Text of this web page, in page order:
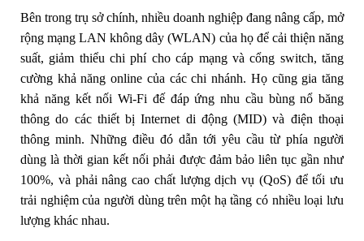
Bên trong trụ sở chính, nhiều doanh nghiệp đang nâng cấp, mở
rộng mạng LAN không dây (WLAN) của họ để cải thiện năng
suất, giảm thiểu chi phí cho cáp mạng và cổng switch, tăng
cường khả năng online của các chi nhánh. Họ cũng gia tăng
khả năng kết nối Wi-Fi đế đáp ứng nhu cầu bùng nổ băng
thông do các thiết bị Internet di động (MID) và điện thoại
thông minh. Những điều đó dẫn tới yêu cầu từ phía người
dùng là thời gian kết nối phải được đảm bảo liên tục gần như
100%, và phải nâng cao chất lượng dịch vụ (QoS) để tối ưu
trải nghiệm của người dùng trên một hạ tầng có nhiều loại lưu
lượng khác nhau.